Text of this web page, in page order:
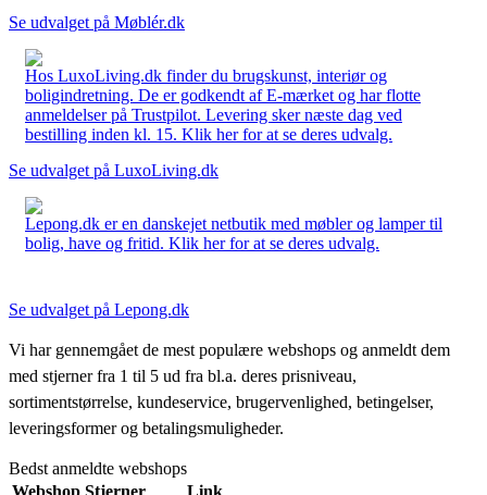
Se udvalget på Møblér.dk
Hos LuxoLiving.dk finder du brugskunst, interiør og
boligindretning. De er godkendt af E-mærket og har flotte
anmeldelser på Trustpilot. Levering sker næste dag ved
bestilling inden kl. 15. Klik her for at se deres udvalg.
Se udvalget på LuxoLiving.dk
Lepong.dk er en danskejet netbutik med møbler og lamper til
bolig, have og fritid. Klik her for at se deres udvalg.
Se udvalget på Lepong.dk
Vi har gennemgået de mest populære webshops og anmeldt dem
med stjerner fra 1 til 5 ud fra bl.a. deres prisniveau,
sortimentstørrelse, kundeservice, brugervenlighed, betingelser,
leveringsformer og betalingsmuligheder.
Bedst anmeldte webshops
Webshop Stjerner Link